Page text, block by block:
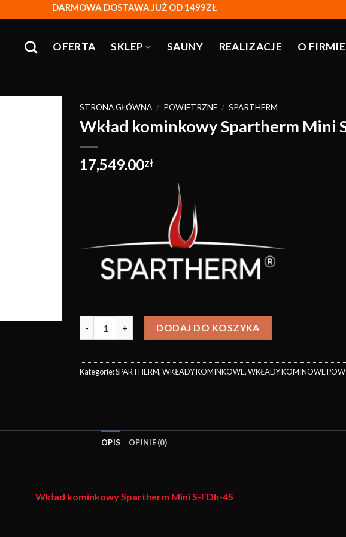
DARMOWA DOSTAWA JUŻ OD 1499ZŁ
OFERTA SKLEP SAUNY REALIZACJE O FIRMIE
STRONA GŁÓWNA / POWIETRZNE / SPARTHERM
Wkład kominkowy Spartherm Mini
17,549.00zł
DODAJ DO KOSZYKA
Kategorie:SPARTHERM,WKŁADY KOMINKOWE,WKŁADY KOMINOWE
OPIS OPINIE (0)
Wkład kominkowy Spartherm Mini S-FDh-4S